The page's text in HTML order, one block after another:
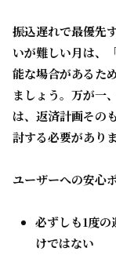
振込遅れで最優先
いが難しい月は、
能な場合があるた
ましょう。万が一
は、返済計画その
討する必要がありま
ユーザーへの安心
必ずしも1度の
けではない